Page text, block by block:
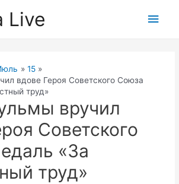
Live
15
вдове Героя Советского Союза
труд»
вручил
Советского
«За
труд»